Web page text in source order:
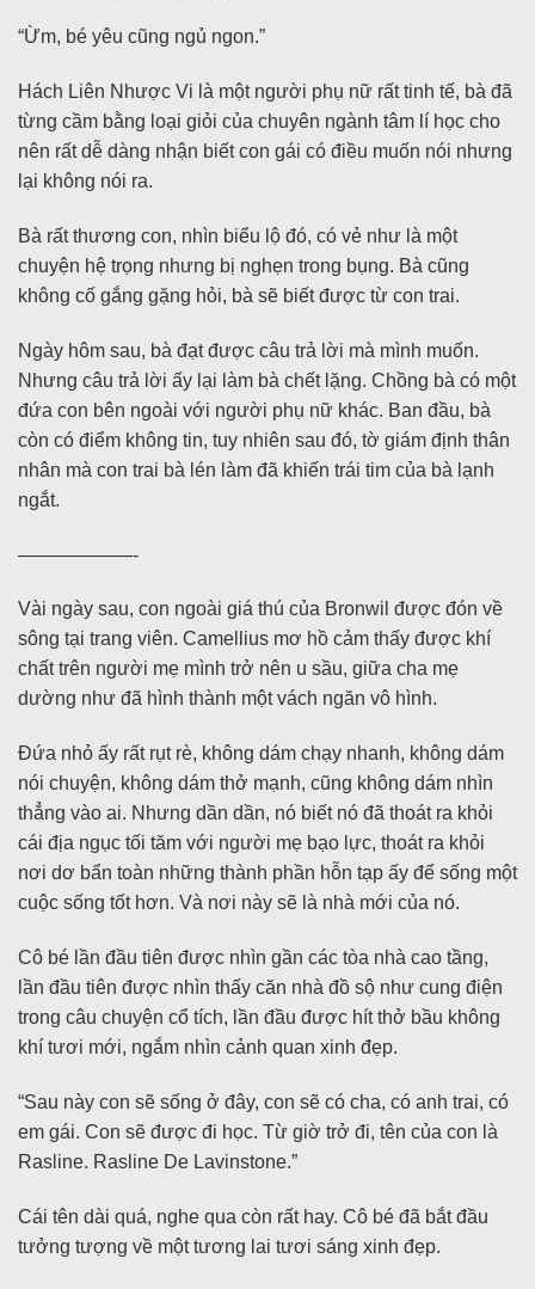
“Ừm, bé yêu cũng ngủ ngon.”
Hách Liên Nhược Vi là một người phụ nữ rất tinh tế, bà đã
từng cầm bằng loại giỏi của chuyên ngành tâm lí học cho
nên rất dễ dàng nhận biết con gái có điều muốn nói nhưng
lại không nói ra.
Bà rất thương con, nhìn biểu lộ đó, có vẻ như là một
chuyện hệ trọng nhưng bị nghẹn trong bụng. Bà cũng
không cố gắng gặng hỏi, bà sẽ biết được từ con trai.
Ngày hôm sau, bà đạt được câu trả lời mà mình muốn.
Nhưng câu trả lời ấy lại làm bà chết lặng. Chồng bà có một
đứa con bên ngoài với người phụ nữ khác. Ban đầu, bà
còn có điểm không tin, tuy nhiên sau đó, tờ giám định thân
nhân mà con trai bà lén làm đã khiến trái tim của bà lạnh
ngắt.
——————-
Vài ngày sau, con ngoài giá thú của Bronwil được đón về
sông tại trang viên. Camellius mơ hồ cảm thấy được khí
chất trên người mẹ mình trở nên u sầu, giữa cha mẹ
dường như đã hình thành một vách ngăn vô hình.
Đứa nhỏ ấy rất rụt rè, không dám chạy nhanh, không dám
nói chuyện, không dám thở mạnh, cũng không dám nhìn
thẳng vào ai. Nhưng dần dần, nó biết nó đã thoát ra khỏi
cái địa ngục tối tăm với người mẹ bạo lực, thoát ra khỏi
nơi dơ bẩn toàn những thành phần hỗn tạp ấy để sống một
cuộc sống tốt hơn. Và nơi này sẽ là nhà mới của nó.
Cô bé lần đầu tiên được nhìn gần các tòa nhà cao tầng,
lần đầu tiên được nhìn thấy căn nhà đồ sộ như cung điện
trong câu chuyện cổ tích, lần đầu được hít thở bầu không
khí tươi mới, ngắm nhìn cảnh quan xinh đẹp.
“Sau này con sẽ sống ở đây, con sẽ có cha, có anh trai, có
em gái. Con sẽ được đi học. Từ giờ trở đi, tên của con là
Rasline. Rasline De Lavinstone.”
Cái tên dài quá, nghe qua còn rất hay. Cô bé đã bắt đầu
tưởng tượng về một tương lai tươi sáng xinh đẹp.